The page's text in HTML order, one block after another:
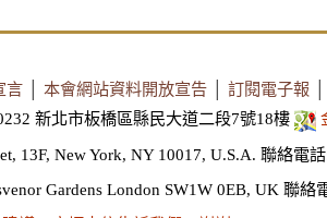
言 本會網站資料開放宣告 訂閱電子報
新北市板橋區縣民大道二段7號18樓
13F, New York, NY 10017, U.S.A. 聯絡電
Gardens London SW1W 0EB, UK 聯絡